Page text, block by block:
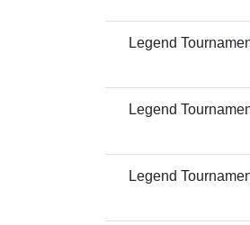
Legend
Legend
Legend